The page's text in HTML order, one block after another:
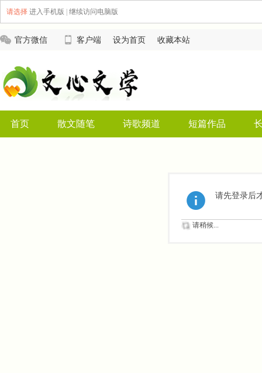
请选择 进入手机版 继续访问电脑版
官方微信 客户端 设为首页 收藏本站
首页 散文随笔 诗歌频道 短篇作品
请先登录后
请稍候...